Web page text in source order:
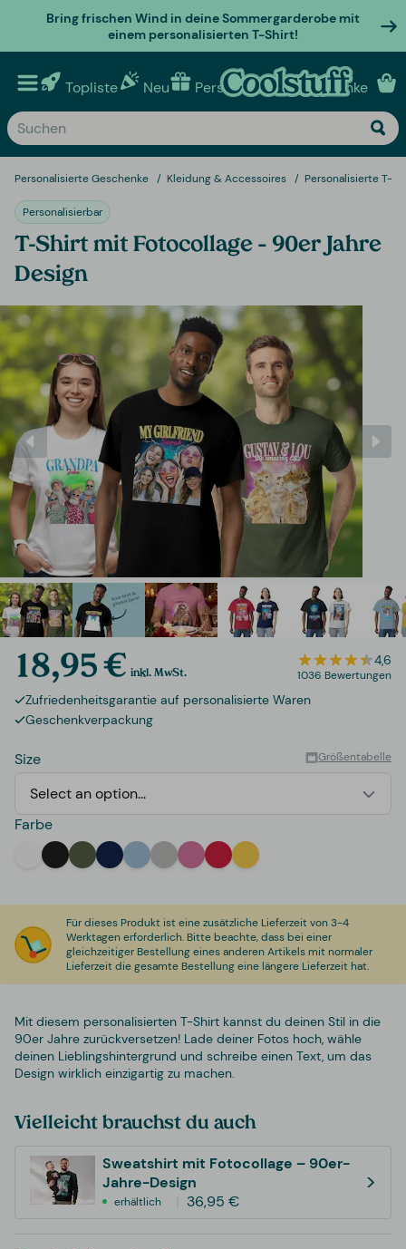
Bring frischen Wind in deine Sommergarderobe mit
einem personalisierten T-Shirt!
Topliste Neu Personalisierte geschenke
Personalisierte Geschenke Kleidung & Accessoires Personalisierte T-
Personalisierbar
T-Shirt mit Fotocollage – 90er Jahre
Design
18,95 € inkl. MwSt.
4,6
1036 Bewertungen
Zufriedenheitsgarantie auf personalisierte Waren
Geschenkverpackung
Size Größentabelle
Select an option...
Farbe
WhiteBlackMilitary Green
NavyLight Blue
Light Grey
PinkRedYellow
Für dieses Produkt ist eine zusätzliche Lieferzeit von 3-4
Werktagen erforderlich. Bitte beachte, dass bei einer
gleichzeitiger Bestellung eines anderen Artikels mit normaler
Lieferzeit die gesamte Bestellung eine längere Lieferzeit hat.
Mit diesem personalisierten T-Shirt kannst du deinen Stil in die
90er Jahre zurückversetzen! Lade deiner Fotos hoch, wähle
deinen Lieblingshintergrund und schreibe einen Text, um das
Design wirklich einzigartig zu machen.
Vielleicht brauchst du auch
Sweatshirt mit Fotocollage – 90er-
Jahre-Design
erhältlich 36,95 €
>